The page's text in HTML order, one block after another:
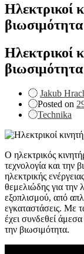
Ηλεκτρικοί
βιωσιμότητα
Ηλεκτρικοί
βιωσιμότητα
Jakub
Posted on
Technika
Ο ηλεκτρικός
τεχνολογία και την
ηλεκτρικής
θεμελιώδης για την
εξοπλισμού, από
εγκαταστάσεις. Με
έχει συνδεθεί
την βιωσιμότητα.